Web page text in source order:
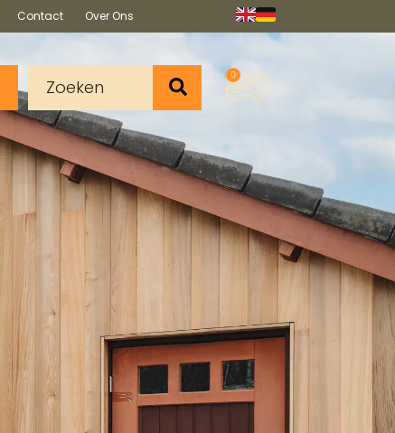
Contact Over Ons
0